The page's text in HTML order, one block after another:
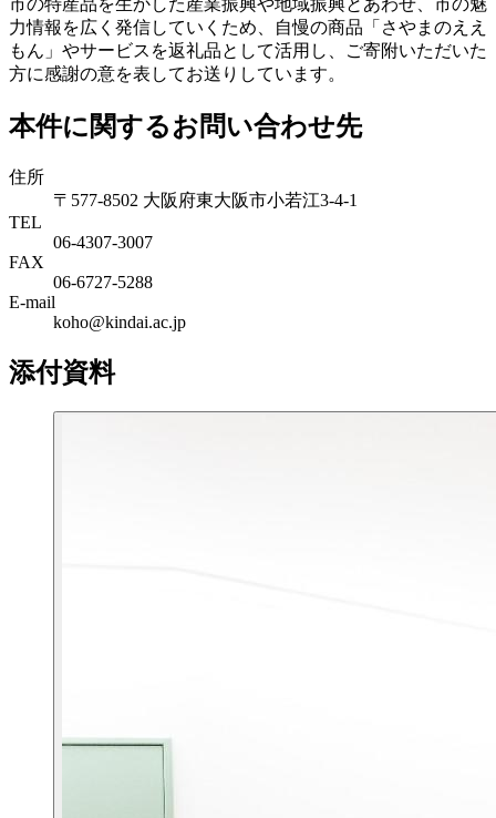
力情報を広く発信していくため、自慢の商品「さやまのええ
もん」やサービスを返礼品として活用し、ご寄附いただいた
方に感謝の意を表してお送りしています。
本件に関するお問い合わせ先
住所
〒577-8502 大阪府東大阪市小若江3-4-1
TEL
06‐4307‐3007
FAX
06‐6727‐5288
E-mail
koho@kindai.ac.jp
添付資料